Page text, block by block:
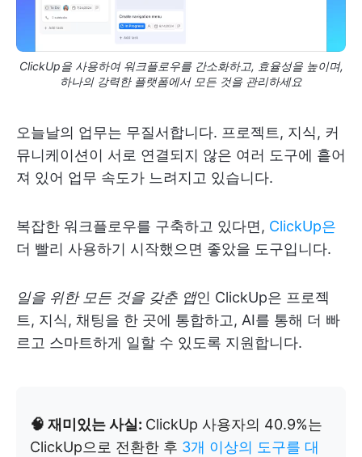
ClickUp을 사용하여 워크플로우를 간소화하고, 효율성을 높이며,
하나의 강력한 플랫폼에서 모든 것을 관리하세요
오늘날의 업무는 무질서합니다. 프로젝트, 지식, 커
뮤니케이션이 서로 연결되지 않은 여러 도구에 흩어
져 있어 업무 속도가 느려지고 있습니다.
복잡한 워크플로우를 구축하고 있다면, ClickUp은
더 빨리 사용하기 시작했으면 좋았을 도구입니다.
일을 위한 모든 것을 갖춘 앱인 ClickUp은 프로젝
트, 지식, 채팅을 한 곳에 통합하고, AI를 통해 더 빠
르고 스마트하게 일할 수 있도록 지원합니다.
🧠 재미있는 사실: ClickUp 사용자의 40.9%는
ClickUp으로 전환한 후 3개 이상의 도구를 대